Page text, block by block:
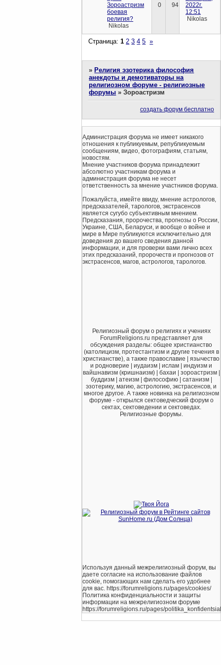
Зороастризм
боевая
религия?
Nikolas
0 94
2022г.
12:51
Nikolas
Страница:1 2 3 4 5 »
»Религия эзотерика философия
анекдоты и демотиваторы на
религиозном форуме - религиозные
форумы »Зороастризм
создать форум бесплатно
Администрация форума не имеет никакого
отношения к публикуемым, републикуемым
сообщениям, видео, фотографиям, статьям,
новостям.
Мнение участников форума принадлежит
абсолютно участникам форума и
администрация форума не несет
ответственность за мнение участников форума.
Пожалуйста, имейте ввиду, мнение астрологов,
предсказателей, тарологов, экстрасенсов
является сугубо субъективным мнением.
Предсказания, пророчества, прогнозы о России,
Украине, США, Беларуси, и вообще о войне и
мире в Мире публикуются исключительно для
доведения до вашего сведения данной
информации, и для проверки вами лично всех
этих предсказаний, пророчеств и прогнозов от
экстрасенсов, магов, астрологов, тарологов.
Религиозный форум о религиях и учениях
ForumReligions.ru представляет для
обсуждения разделы: общее христианство
(католицизм, протестантизм и другие течения в
христианстве), а также православие | язычество
и родноверие | иудаизм | ислам | индуизм и
вайшнавизм (кришнаизм) | бахаи | зороастризм |
буддизм | атеизм | философию | сатанизм |
эзотерику, магию, астрологию, экстрасенсов, и
многое другое. А также новинка на религиозном
форуме - открылся сектоведческий форум о
сектах, сектоведении и сектоведах.
Религиозные форумы.
Используя данный межрелигиозный форум, вы
даете согласие на использование файлов
cookie, помогающих нам сделать его удобнее
для вас. https://forumreligions.ru/pages/cookies/
Политика конфиденциальности и защиты
информации на межрелигиозном форуме
https://forumreligions.ru/pages/